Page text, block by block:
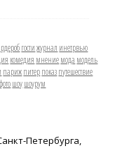
гостижурнал инетрвью
комедия мнениемода модель
парижпитерпоказпутешествие
фотошоушоурум
Петербурга,